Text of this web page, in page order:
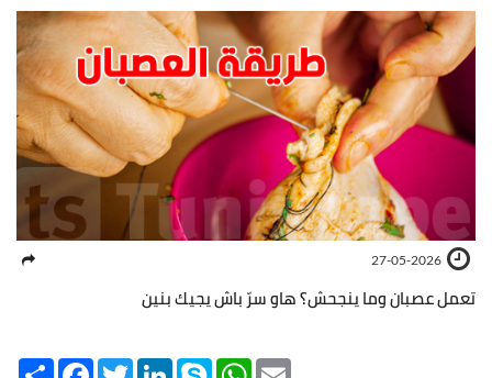
27-05-2026
تعمل عصبان وما ينجحش؟ هاو سرّ باش يجيك بنين
Share FacebookTwitterLinkedInSkype WhatsApp